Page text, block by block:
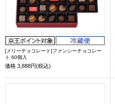
[メリーチョコレート]ファンシーチョコレー
ト 60個入
価格 3,888円(税込)